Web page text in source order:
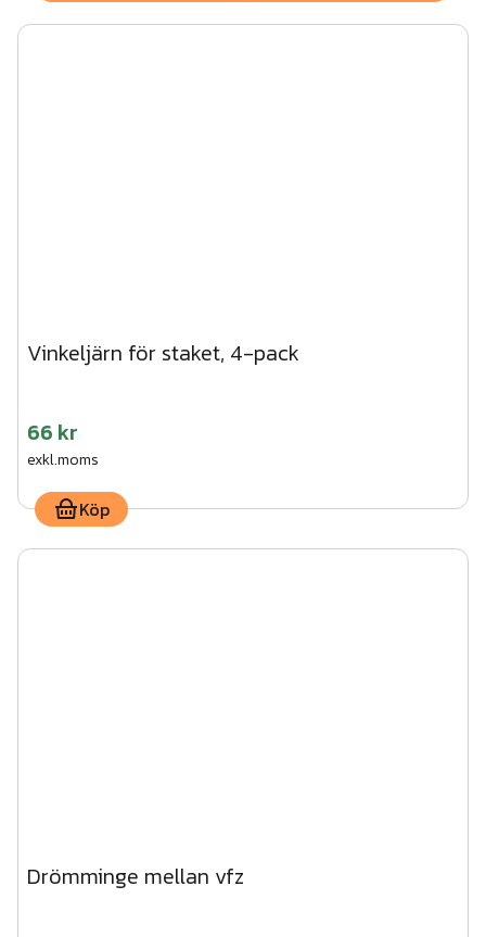
Vinkeljärn för staket, 4-pack
66 kr
exkl.moms
Köp
Drömminge mellan vfz